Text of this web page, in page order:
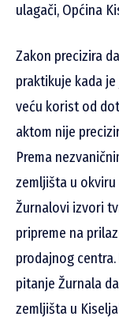
ulagači, Općina
Zakon precizira
praktikuje kada
veću korist od
aktom nije
Prema
zemljišta u okviru
Žurnalovi izvori
pripreme na
prodajnog
pitanje Žurnala
zemljišta u